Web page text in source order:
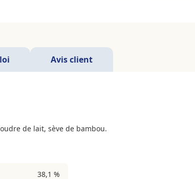
Avis client
de lait, sève de bambou.
38,1 %